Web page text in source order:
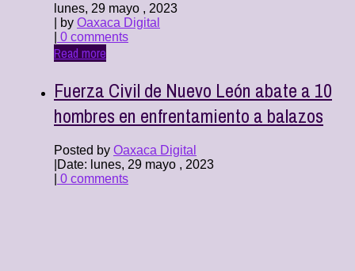
lunes, 29 mayo , 2023
| by Oaxaca Digital
0 comments
Read more
Fuerza Civil de Nuevo León abate a 10
hombres en enfrentamiento a balazos
Posted by Oaxaca Digital
Date: lunes, 29 mayo , 2023
0 comments